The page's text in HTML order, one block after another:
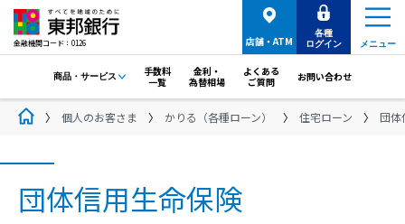
金融機関コード：0126 メニュー
店舗・ATM
各種
ログイン
商品・サービス
手数料
一覧
金利・
為替相場
よくある
ご質問
お問い合わせ
個人のお客さま かりる（各種ローン） 住宅ローン 団体
団体信用生命保険